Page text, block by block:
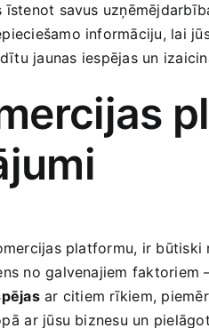
īstenot savus
informāciju, lai
jaunas ⁤iespējas ​un
platformu, ir būtiski
no galvenajiem
ar citiem rīkiem,
ar jūsu biznesu un